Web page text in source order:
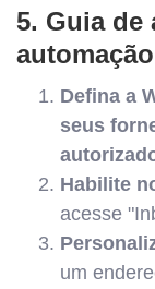
5. Guia de
automação
Defina a
seus
Habilite
acesse
um